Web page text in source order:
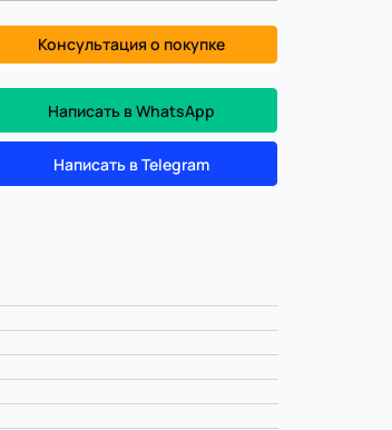
Консультация о покупке
Написать в WhatsApp
Написать в Telegram